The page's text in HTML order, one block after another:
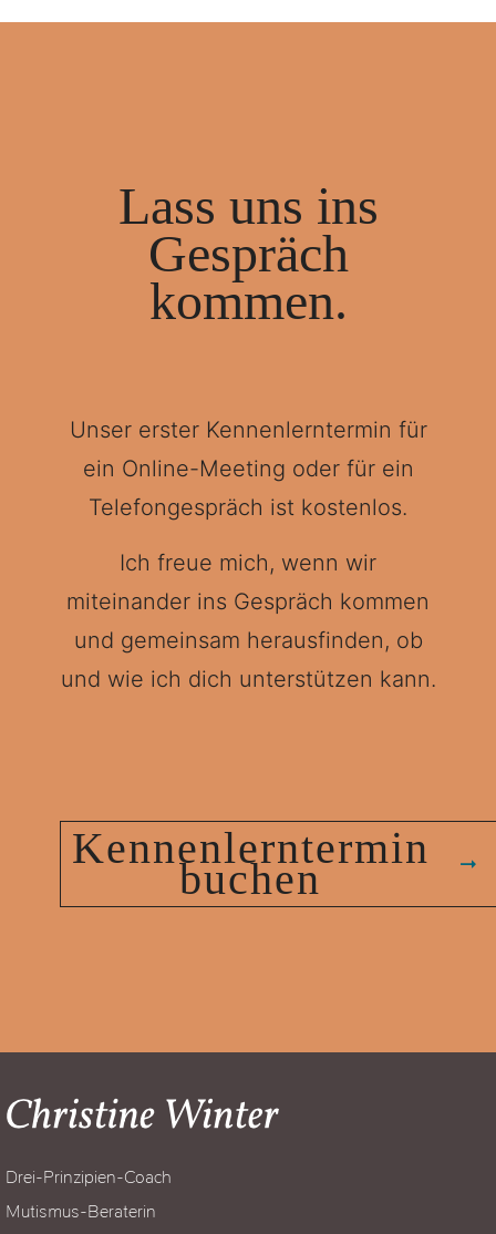
Lass uns ins
Gespräch
kommen.
Unser erster Kennenlerntermin für
ein Online-Meeting oder für ein
Telefongespräch ist kostenlos.
Ich freue mich, wenn wir
miteinander ins Gespräch kommen
und gemeinsam herausfinden, ob
und wie ich dich unterstützen kann.
Kennenlerntermin
buchen
Drei-Prinzipien-Coach
Mutismus-Beraterin